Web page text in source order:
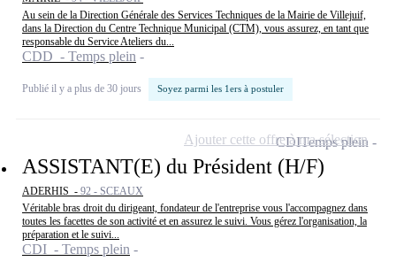
Au sein de la Direction Générale des Services Techniques de la Mairie de Villejuif,
dans la Direction du Centre Technique Municipal (CTM), vous assurez, en tant que
responsable du Service Ateliers du...
CDD - Temps plein
Publié il y a plus de 30 jours Soyez parmi les 1ers à postuler
ASSISTANT(E) du Président (H/F)
ADERHIS - 92 - SCEAUX
Véritable bras droit du dirigeant, fondateur de l'entreprise vous l'accompagnez dans
toutes les facettes de son activité et en assurez le suivi. Vous gérez l'organisation, la
préparation et le suivi...
CDI - Temps plein
CDITemps plein
Ajouter cette offre à ma sélection